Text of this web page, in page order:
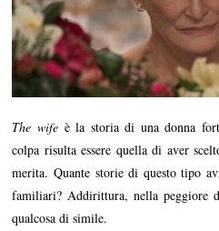
The wifeè la storia di una donna
colpa risulta essere quella di aver
merita. Quante storie di questo tipo
familiari? Addirittura, nella peggiore
qualcosa di simile.